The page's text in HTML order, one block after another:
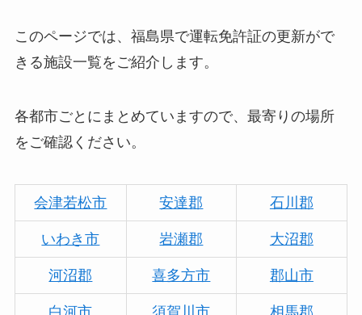
このページでは、福島県で運転免許証の更新がで
きる施設一覧をご紹介します。
各都市ごとにまとめていますので、最寄りの場所
をご確認ください。
会津若松市 安達郡 石川郡
いわき市 岩瀬郡 大沼郡
河沼郡 喜多方市 郡山市